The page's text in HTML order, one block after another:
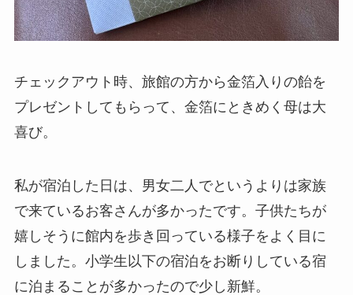
チェックアウト時、旅館の方から金箔入りの飴を
プレゼントしてもらって、金箔にときめく母は大
喜び。
私が宿泊した日は、男女二人でというよりは家族
で来ているお客さんが多かったです。子供たちが
嬉しそうに館内を歩き回っている様子をよく目に
しました。小学生以下の宿泊をお断りしている宿
に泊まることが多かったので少し新鮮。